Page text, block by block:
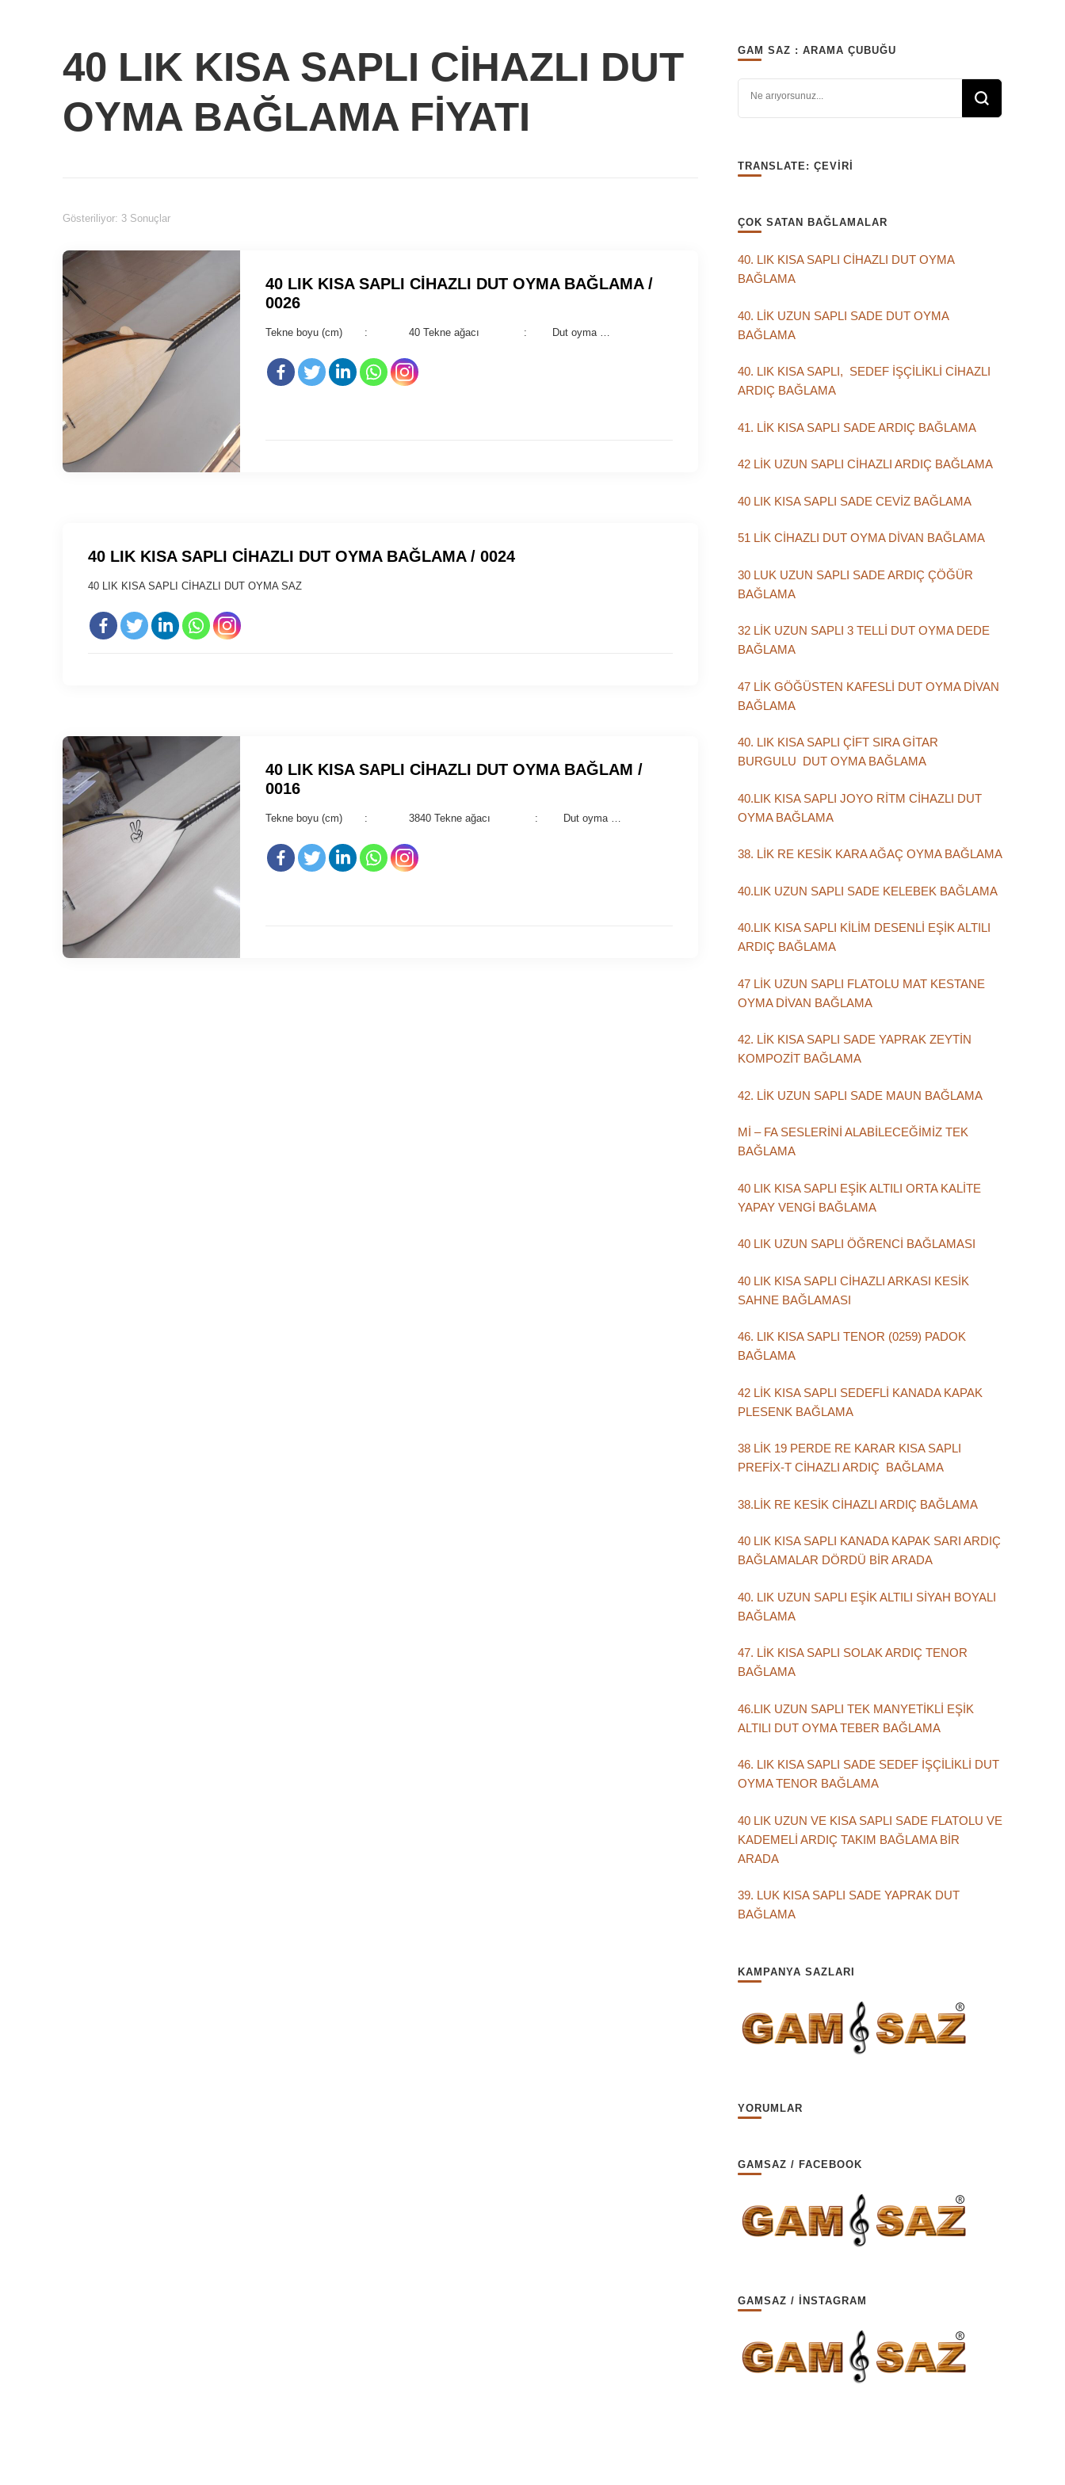
40 LIK KISA SAPLI CİHAZLI DUT
OYMA BAĞLAMA FİYATI
Gösteriliyor: 3 Sonuçlar
40 LIK KISA SAPLI CİHAZLI DUT OYMA BAĞLAMA /
0026
Tekne boyu (cm) : 40 Tekne ağacı : Dut oyma …
40 LIK KISA SAPLI CİHAZLI DUT OYMA BAĞLAMA / 0024
40 LIK KISA SAPLI CİHAZLI DUT OYMA SAZ
40 LIK KISA SAPLI CİHAZLI DUT OYMA BAĞLAM /
0016
Tekne boyu (cm) : 3840 Tekne ağacı : Dut oyma …
GAM SAZ : ARAMA ÇUBUĞU
TRANSLATE: ÇEVIRI
ÇOK SATAN BAĞLAMALAR
40. LIK KISA SAPLI CİHAZLI DUT OYMA
BAĞLAMA
40. LİK UZUN SAPLI SADE DUT OYMA
BAĞLAMA
40. LIK KISA SAPLI, SEDEF İŞÇİLİKLİ CİHAZLI
ARDIÇ BAĞLAMA
41. LİK KISA SAPLI SADE ARDIÇ BAĞLAMA
42 LİK UZUN SAPLI CİHAZLI ARDIÇ BAĞLAMA
40 LIK KISA SAPLI SADE CEVİZ BAĞLAMA
51 LİK CİHAZLI DUT OYMA DİVAN BAĞLAMA
30 LUK UZUN SAPLI SADE ARDIÇ ÇÖĞÜR
BAĞLAMA
32 LİK UZUN SAPLI 3 TELLİ DUT OYMA DEDE
BAĞLAMA
47 LİK GÖĞÜSTEN KAFESLİ DUT OYMA DİVAN
BAĞLAMA
40. LIK KISA SAPLI ÇİFT SIRA GİTAR
BURGULU DUT OYMA BAĞLAMA
40.LIK KISA SAPLI JOYO RİTM CİHAZLI DUT
OYMA BAĞLAMA
38. LİK RE KESİK KARA AĞAÇ OYMA BAĞLAMA
40.LIK UZUN SAPLI SADE KELEBEK BAĞLAMA
40.LIK KISA SAPLI KİLİM DESENLİ EŞİK ALTILI
ARDIÇ BAĞLAMA
47 LİK UZUN SAPLI FLATOLU MAT KESTANE
OYMA DİVAN BAĞLAMA
42. LİK KISA SAPLI SADE YAPRAK ZEYTİN
KOMPOZİT BAĞLAMA
42. LİK UZUN SAPLI SADE MAUN BAĞLAMA
Mİ – FA SESLERİNİ ALABİLECEĞİMİZ TEK
BAĞLAMA
40 LIK KISA SAPLI EŞİK ALTILI ORTA KALİTE
YAPAY VENGİ BAĞLAMA
40 LIK UZUN SAPLI ÖĞRENCİ BAĞLAMASI
40 LIK KISA SAPLI CİHAZLI ARKASI KESİK
SAHNE BAĞLAMASI
46. LIK KISA SAPLI TENOR (0259) PADOK
BAĞLAMA
42 LİK KISA SAPLI SEDEFLİ KANADA KAPAK
PLESENK BAĞLAMA
38 LİK 19 PERDE RE KARAR KISA SAPLI
PREFİX-T CİHAZLI ARDIÇ BAĞLAMA
38.LİK RE KESİK CİHAZLI ARDIÇ BAĞLAMA
40 LIK KISA SAPLI KANADA KAPAK SARI ARDIÇ
BAĞLAMALAR DÖRDÜ BİR ARADA
40. LIK UZUN SAPLI EŞİK ALTILI SİYAH BOYALI
BAĞLAMA
47. LİK KISA SAPLI SOLAK ARDIÇ TENOR
BAĞLAMA
46.LIK UZUN SAPLI TEK MANYETİKLİ EŞİK
ALTILI DUT OYMA TEBER BAĞLAMA
46. LIK KISA SAPLI SADE SEDEF İŞÇİLİKLİ DUT
OYMA TENOR BAĞLAMA
40 LIK UZUN VE KISA SAPLI SADE FLATOLU VE
KADEMELİ ARDIÇ TAKIM BAĞLAMA BİR
ARADA
39. LUK KISA SAPLI SADE YAPRAK DUT
BAĞLAMA
KAMPANYA SAZLARI
YORUMLAR
GAMSAZ / FACEBOOK
GAMSAZ / İNSTAGRAM